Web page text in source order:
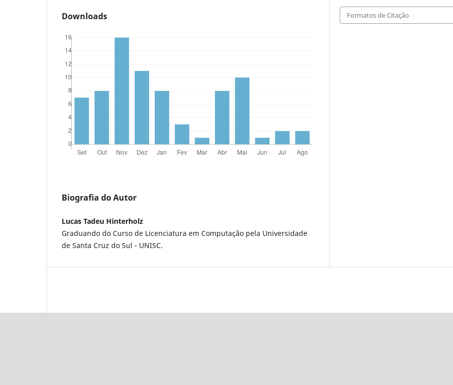
Downloads
Biografia do Autor
Lucas Tadeu Hinterholz
Graduando do Curso de Licenciatura em Computação pela Universidade
de Santa Cruz do Sul - UNISC.
Formatos de Citação